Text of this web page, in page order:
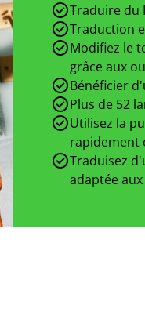
Traduire du
Traduction
Modifiez le
grâce aux
Bénéficier
Plus de 52
Utilisez la
rapidement
Traduisez
adaptée